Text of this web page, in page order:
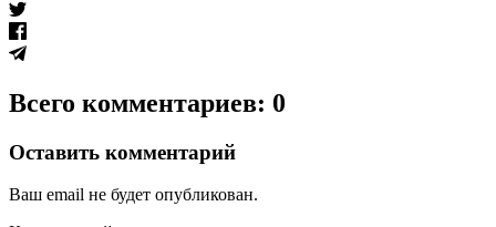
Всего комментариев: 0
Оставить комментарий
Ваш email не будет опубликован.